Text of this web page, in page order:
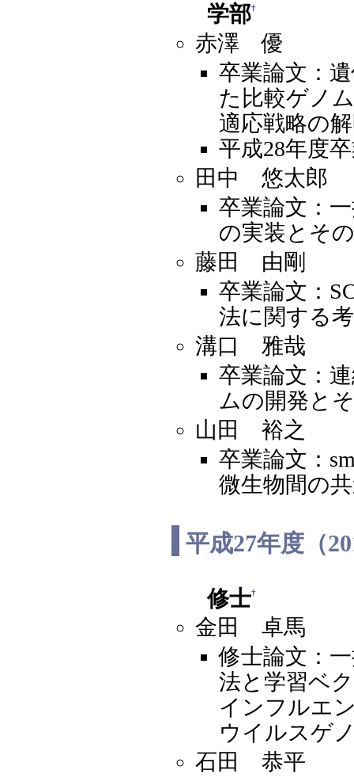
学部†
赤澤 優
卒業論文：
た比較ゲノ
適応戦略の
平成28年度
田中 悠太郎
卒業論文：
の実装とそ
藤田 由剛
卒業論文：
法に関する
溝口 雅哉
卒業論文：
ムの開発と
山田 裕之
卒業論文：
微生物間の
平成27年度（
修士†
金田 卓馬
修士論文：
法と学習ベ
インフルエ
ウイルスゲ
石田 恭平